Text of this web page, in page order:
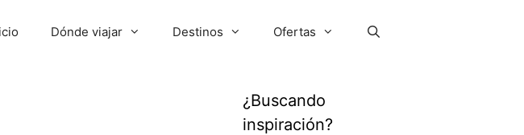
Dónde viajar Destinos Ofertas
¿Buscando
inspiración?